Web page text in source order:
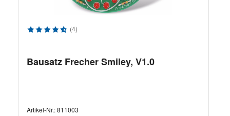
Durchschnittliche Bewertung von 4.75 von 5 Sternen
(4)
Bausatz Frecher Smiley, V1.0
Artikel-Nr.:811003